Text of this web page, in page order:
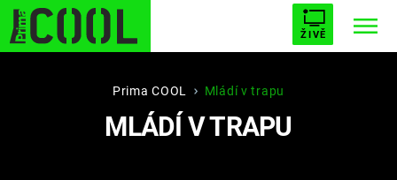
ŽIVĚ
STARHOUSE BUFFY, PŘEMOŽITELKA UPÍRŮ
PLNEJ KOTEL AVENGERS 5
Prima COOL Mládí v trapu
MLÁDÍ V TRAPU